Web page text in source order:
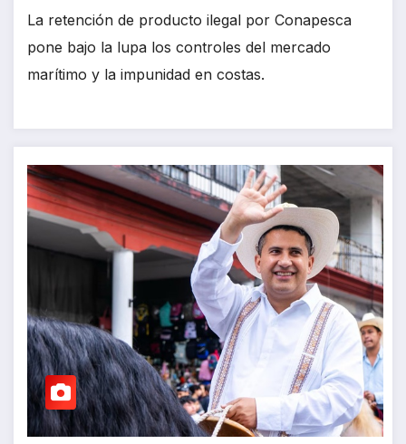
La retención de producto ilegal por Conapesca
pone bajo la lupa los controles del mercado
marítimo y la impunidad en costas.